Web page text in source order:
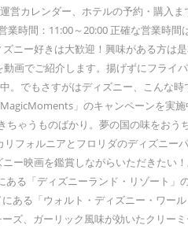
営カレンダー、ホテルの予約・購入
時間：11:00～20:00 正確な営業時
ニー好きは大歓迎！興味がある方は
画でご紹介します。揚げずにフライ
でもさすがはディズニー、こんな時
」のキャンペーンを実
ゃうものばかり。夢の国の味をおう
フォルニアとフロリダのディズニー
映画を鑑賞しながらいただきたい！,
る「ディズニーランド・リゾート」
ある「ウォルト・ディズニー・ワー
ズ、ガーリック風味が効いたクリー